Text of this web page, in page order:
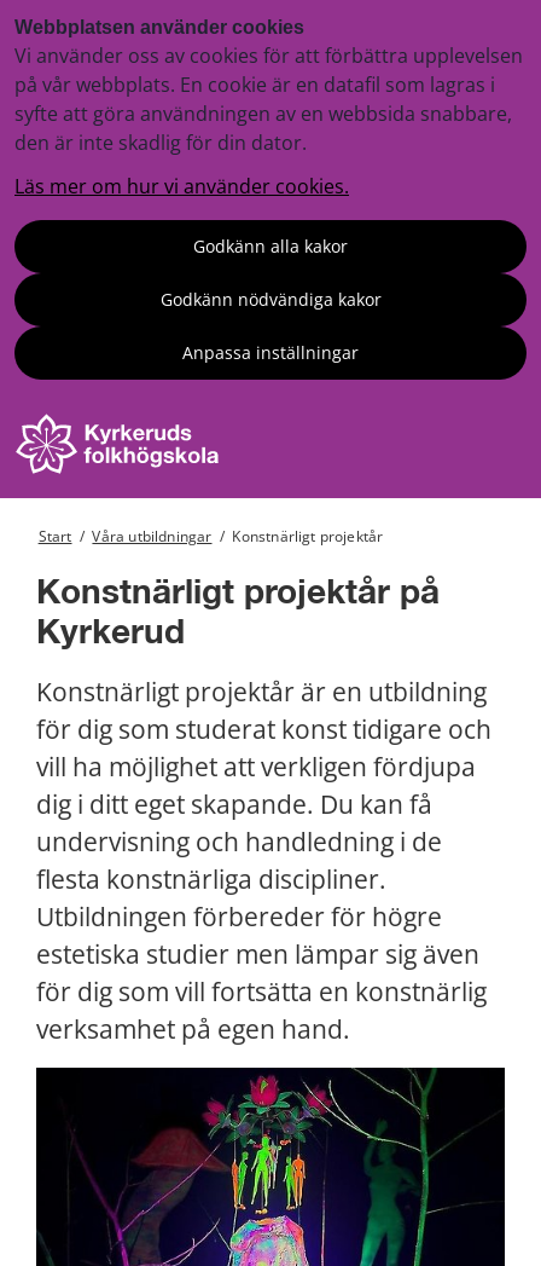
Webbplatsen använder cookies
Vi använder oss av cookies för att förbättra upplevelsen
på vår webbplats. En cookie är en datafil som lagras i
syfte att göra användningen av en webbsida snabbare,
den är inte skadlig för din dator.
Läs mer om hur vi använder cookies.
Godkänn alla kakor
Godkänn nödvändiga kakor
Anpassa inställningar
Start / Våra utbildningar / Konstnärligt projektår
Konstnärligt projektår på
Kyrkerud
Konstnärligt projektår är en utbildning
för dig som studerat konst tidigare och
vill ha möjlighet att verkligen fördjupa
dig i ditt eget skapande. Du kan få
undervisning och handledning i de
flesta konstnärliga discipliner.
Utbildningen förbereder för högre
estetiska studier men lämpar sig även
för dig som vill fortsätta en konstnärlig
verksamhet på egen hand.